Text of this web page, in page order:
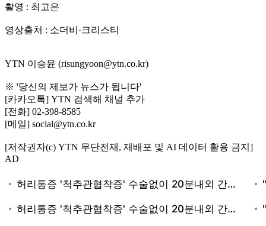
촬영 : 최고은
영상출처 : 소더비·크리스티
YTN 이승윤 (risungyoon@ytn.co.kr)
※ '당신의 제보가 뉴스가 됩니다'
[카카오톡] YTN 검색해 채널 추가
[전화] 02-398-8585
[메일] social@ytn.co.kr
[저작권자(c) YTN 무단전재, 재배포 및 AI 데이터 활용 금지]
AD